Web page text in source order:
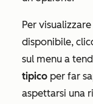
Per
disponibile,
sul menu a
tipico per far
aspettarsi una